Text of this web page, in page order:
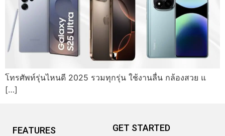
โทรศัพท์รุ่นไหนดี 2025 รวมทุกรุ่น ใช้งานลื่น กล้องสวย แ
[…]
FEATURES GET STARTED